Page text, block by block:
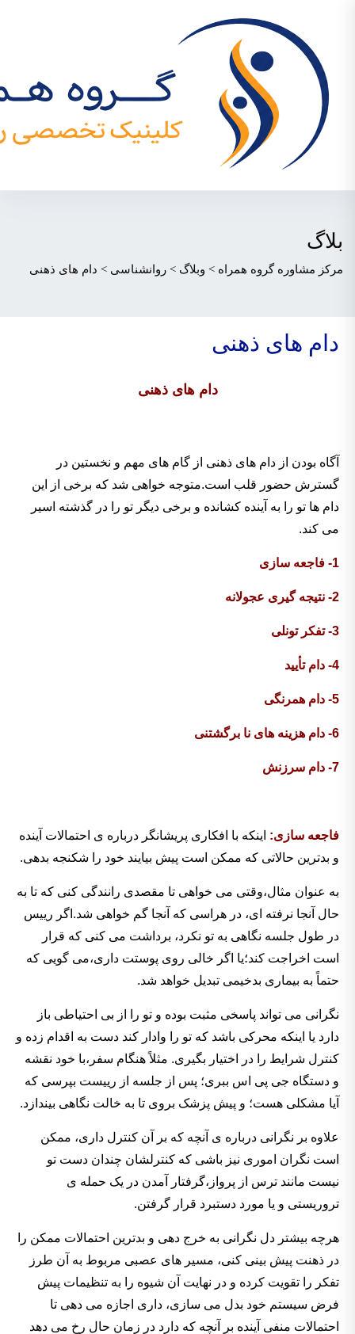
بلاگ
مرکز مشاوره گروه همراه > وبلاگ > روانشناسی > دام های ذهنی
دام های ذهنی
دام های ذهنی
آگاه بودن از دام های ذهنی از گام های مهم و نخستین در
گسترش حضور قلب است.متوجه خواهی شد که برخی از این
دام ها تو را به آینده کشانده و برخی دیگر تو را در گذشته اسیر
می کند.
1- فاجعه سازی
2- نتیجه گیری عجولانه
3- تفکر تونلی
4- دام تأیید
5- دام همرنگی
6- دام هزینه های نا برگشتنی
7- دام سرزنش
فاجعه سازی: اینکه با افکاری پریشانگر درباره ی احتمالات آینده
و بدترین حالاتی که ممکن است پیش بیایند خود را شکنجه بدهی.
به عنوان مثال،وقتی می خواهی تا مقصدی رانندگی کنی که تا به
حال آنجا نرفته ای، در هراسی که آنجا گم خواهی شد.اگر رییس
در طول جلسه نگاهی به تو نکرد، برداشت می کنی که قرار
است اخراجت کند؛یا اگر خالی روی پوستت داری،می گویی که
حتماً به بیماری بدخیمی تبدیل خواهد شد.
نگرانی می تواند پاسخی مثبت بوده و تو را از بی احتیاطی باز
دارد یا اینکه محرکی باشد که تو را وادار کند دست به اقدام زده و
کنترل شرایط را در اختیار بگیری. مثلاً هنگام سفر،با خود نقشه
و دستگاه جی پی اس ببری؛ پس از جلسه از رییست بپرسی که
آیا مشکلی هست؛ و پیش پزشک بروی تا به خالت نگاهی بیندازد.
علاوه بر نگرانی درباره ی آنچه که بر آن کنترل داری، ممکن
است نگران اموری نیز باشی که کنترلشان چندان دست تو
نیست مانند ترس از پرواز،گرفتار آمدن در یک حمله ی
تروریستی و یا مورد دستبرد قرار گرفتن.
هرچه بیشتر دل نگرانی به خرج دهی و بدترین احتمالات ممکن را
در ذهنت پیش بینی کنی، مسیر های عصبی مربوط به آن طرز
تفکر را تقویت کرده و در نهایت آن شیوه را به تنظیمات پیش
فرض سیستم خود بدل می سازی، داری اجازه می دهی تا
احتمالات منفی آینده بر آنچه که دارد در زمان حال رخ می دهد